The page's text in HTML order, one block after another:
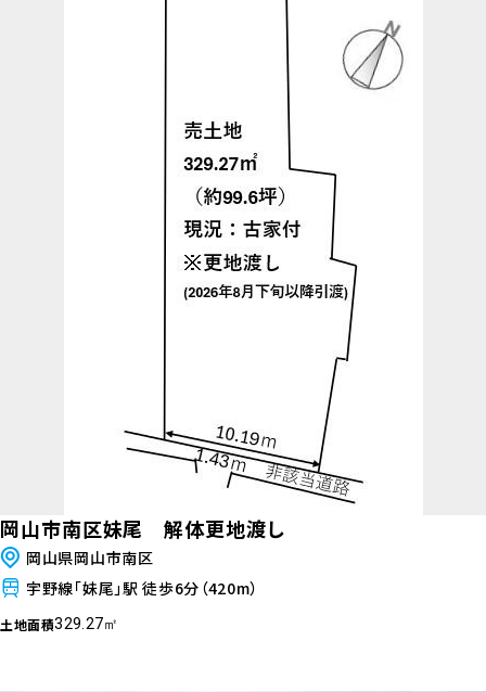
岡山市南区妹尾 解体更地渡し
岡山県岡山市南区
宇野線「妹尾」駅 徒歩6分（420m）
土地面積329.27㎡